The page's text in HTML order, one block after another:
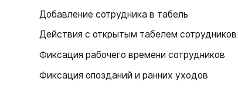
Добавление сотрудника в табель
Действия с открытым табелем сотрудников
Фиксация рабочего времени сотрудников
Фиксация опозданий и ранних уходов